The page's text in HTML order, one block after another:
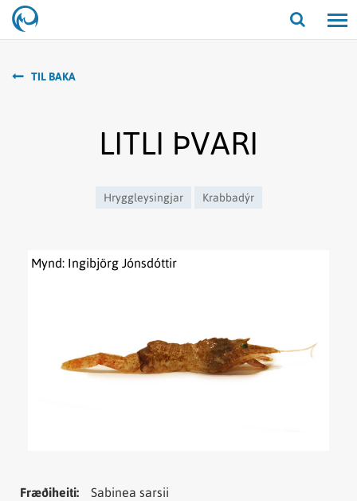
Opna/
TIL BAKA
LITLI ÞVARI
Hryggleysingjar Krabbadýr
Mynd: Ingibjörg Jónsdóttir
Tungumál Samheiti
Fræðiheiti:
Sabinea sarsii